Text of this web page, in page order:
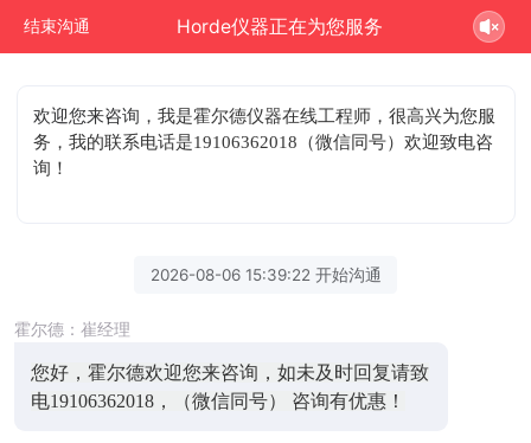
结束沟通 Horde仪器正在为您服务
欢迎您来咨询 ，我是霍尔德仪器在线工程师，很高兴为您服
务，我的联系电话是19106362018（微信同号）欢迎致电咨
询！
2026-08-06 15:39:22 开始沟通
霍尔德：崔经理
您好，霍尔德欢迎您来咨询，如未及时回复请致
电19106362018，（微信同号） 咨询有优惠！